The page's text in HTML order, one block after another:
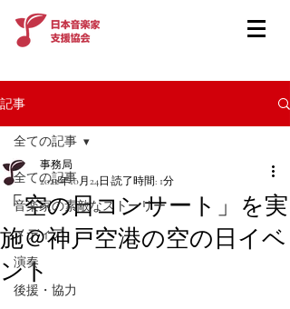
記事
全ての記事
音楽家の素敵なストーリー
メディア
演奏
後援・協力
全ての記事
「空の日コンサート」を実
施＠神戸空港の空の日イベ
ント
事務局
2022年10月24日 読了時間: 1分